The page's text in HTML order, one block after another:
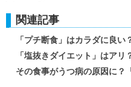
関連記事
「プチ断食」はカラダに良
「塩抜きダイエット」はア
その食事がうつ病の原因に？